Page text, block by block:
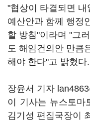
"협상이 타결되면 내
예산안과 함께 행정
할 방침"이라며 "그
도 해임건의안 만큼
해야 한다"고 밝혔다.
장윤서 기자
이 기사는 뉴스토마
김기성 편집국장이